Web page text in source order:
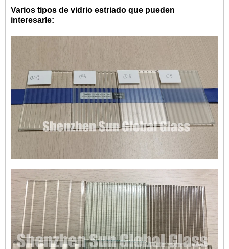
Varios tipos de vidrio estriado que pueden
interesarle: